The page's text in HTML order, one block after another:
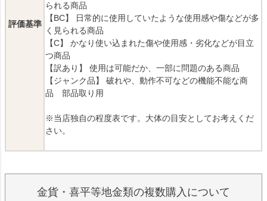
評価基準
られる商品
【BC】 日常的に使用していたような使用感や傷などが多
く見られる商品
【C】 かなり使い込まれた傷や使用感・劣化などが目立
つ商品
【訳あり】 使用は可能だか、一部に問題のある商品
【ジャンク品】 破れや、動作不可などの機能不能な商
品 部品取り用
※当店独自の程度表です。大体の目安としてお考えくだ
さい。
金貨・喜平等地金類の複数購入について